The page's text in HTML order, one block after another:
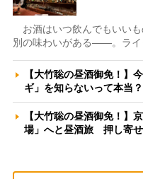
お酒はいつ飲んでもいい
別の味わいがある――。ライ
【大竹聡の昼酒御免！】
ギ」を知らないって本
【大竹聡の昼酒御免！】
場」へと昼酒旅 押し寄